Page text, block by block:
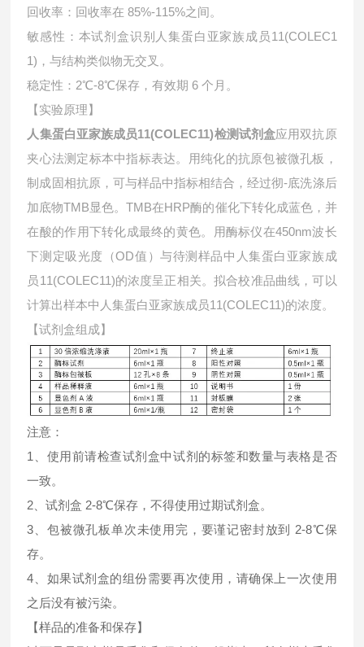
回收率：回收率在 85%-115%之间。
敏感性：本试剂盒识别人集蛋白亚家族成员11(COLEC1
1)，与结构类似物无交叉。
稳定性：2℃-8℃保存，有效期 6 个月。
【实验原理】
人集蛋白亚家族成员11(COLEC11)检测试剂盒应用双抗原
夹心法测定标本中指标表达。用纯化的抗原包被微孔板，
制成固相抗原，可与样品中指标相结合，经过彻-底洗涤后
加底物TMB显色。TMB在HRP酶的催化下转化成蓝色，并
在酸的作用下转化成最终的黄色。用酶标仪在450nm波长
下测定吸光度（OD值）与待测样品中 人集蛋白亚家族成
员11(COLEC11)的浓度呈正相关。拟合校准品曲线，可以
计算出样本中 人集蛋白亚家族成员11(COLEC11)的浓度。
【试剂盒组成】
注意：
1、使用前请检查试剂盒中试剂的标签和数量与表格是否
一致。
2、试剂盒 2-8℃保存，不得使用过期试剂盒。
3、包被微孔板单次未使用完，要谨记密封放到 2-8℃保
存。
4、如果试剂盒的组份需要再次使用，请确保上一次使用
之后没有被污染。
【样品的准备和保存】